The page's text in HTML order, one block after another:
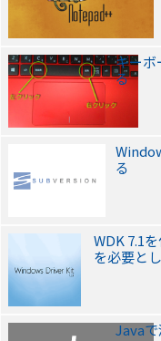
キーボ
る
る
WDK 7.1
を必要と
Java